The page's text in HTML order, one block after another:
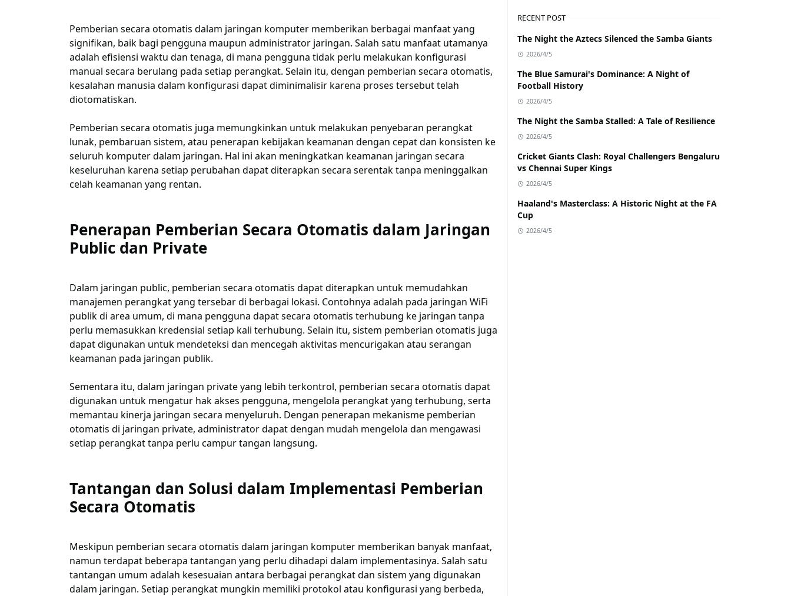
Pemberian secara otomatis dalam jaringan komputer memberikan berbagai manfaat yang
signifikan, baik bagi pengguna maupun administrator jaringan. Salah satu manfaat utamanya
adalah efisiensi waktu dan tenaga, di mana pengguna tidak perlu melakukan konfigurasi
manual secara berulang pada setiap perangkat. Selain itu, dengan pemberian secara otomatis,
kesalahan manusia dalam konfigurasi dapat diminimalisir karena proses tersebut telah
diotomatiskan.
Pemberian secara otomatis juga memungkinkan untuk melakukan penyebaran perangkat
lunak, pembaruan sistem, atau penerapan kebijakan keamanan dengan cepat dan konsisten ke
seluruh komputer dalam jaringan. Hal ini akan meningkatkan keamanan jaringan secara
keseluruhan karena setiap perubahan dapat diterapkan secara serentak tanpa meninggalkan
celah keamanan yang rentan.
Penerapan Pemberian Secara Otomatis dalam Jaringan
Public dan Private
Dalam jaringan public, pemberian secara otomatis dapat diterapkan untuk memudahkan
manajemen perangkat yang tersebar di berbagai lokasi. Contohnya adalah pada jaringan WiFi
publik di area umum, di mana pengguna dapat secara otomatis terhubung ke jaringan tanpa
perlu memasukkan kredensial setiap kali terhubung. Selain itu, sistem pemberian otomatis juga
dapat digunakan untuk mendeteksi dan mencegah aktivitas mencurigakan atau serangan
keamanan pada jaringan publik.
Sementara itu, dalam jaringan private yang lebih terkontrol, pemberian secara otomatis dapat
digunakan untuk mengatur hak akses pengguna, mengelola perangkat yang terhubung, serta
memantau kinerja jaringan secara menyeluruh. Dengan penerapan mekanisme pemberian
otomatis di jaringan private, administrator dapat dengan mudah mengelola dan mengawasi
setiap perangkat tanpa perlu campur tangan langsung.
Tantangan dan Solusi dalam Implementasi Pemberian
Secara Otomatis
Meskipun pemberian secara otomatis dalam jaringan komputer memberikan banyak manfaat,
namun terdapat beberapa tantangan yang perlu dihadapi dalam implementasinya. Salah satu
tantangan umum adalah kesesuaian antara berbagai perangkat dan sistem yang digunakan
dalam jaringan. Setiap perangkat mungkin memiliki protokol atau konfigurasi yang berbeda,
RECENT POST
The Night the Aztecs Silenced the Samba Giants
2026/4/5
The Blue Samurai's Dominance: A Night of
Football History
2026/4/5
The Night the Samba Stalled: A Tale of Resilience
2026/4/5
Cricket Giants Clash: Royal Challengers Bengaluru
vs Chennai Super Kings
2026/4/5
Haaland's Masterclass: A Historic Night at the FA
Cup
2026/4/5